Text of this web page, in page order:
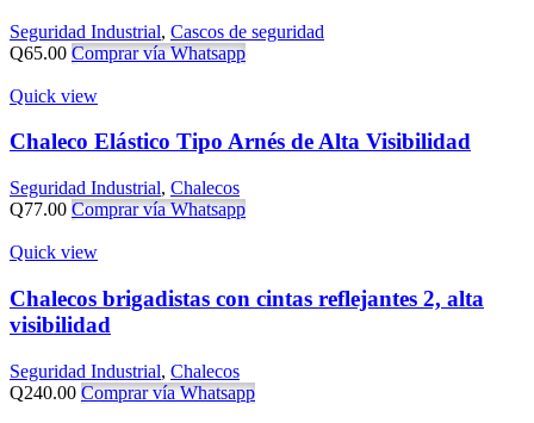
Seguridad Industrial, Cascos de seguridad
Q65.00 Comprar vía Whatsapp
Quick view
Chaleco Elástico Tipo Arnés de Alta Visibilidad
Seguridad Industrial, Chalecos
Q77.00 Comprar vía Whatsapp
Quick view
Chalecos brigadistas con cintas reflejantes 2, alta
visibilidad
Seguridad Industrial, Chalecos
Q240.00 Comprar vía Whatsapp